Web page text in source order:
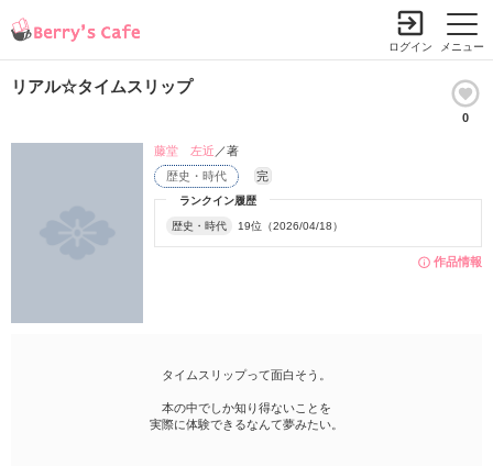
メニュー
ログイン
リアル☆タイムスリップ
0
作品情報
ランクイン履歴
歴史・時代 19位（2026/04/18）
歴史・時代 完
藤堂 左近 ／著
タイムスリップって面白そう。
本の中でしか知り得ないことを
実際に体験できるなんて夢みたい。